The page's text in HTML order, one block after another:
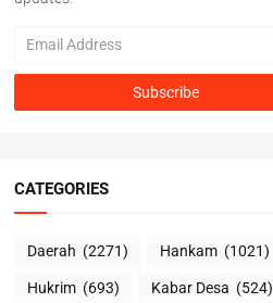
CATEGORIES
Daerah (2271) Hankam (1021)
Hukrim (693) Kabar Desa (524)